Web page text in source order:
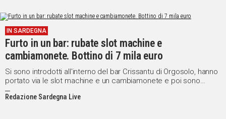
IN SARDEGNA
Furto in un bar: rubate slot machine e
cambiamonete. Bottino di 7 mila euro
Si sono introdotti all'interno del bar Crissantu di Orgosolo, hanno
portato via le slot machine e un cambiamonete e poi sono
fuggiti con un bottino di circa 7 mila euro.
Redazione Sardegna Live